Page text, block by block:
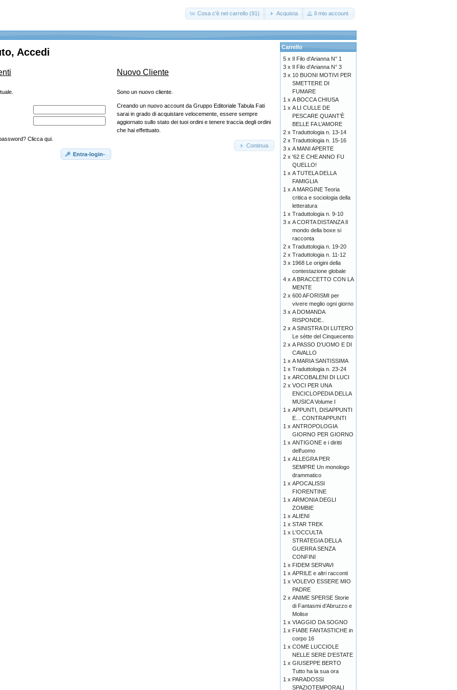
Cosa c'è nel carrello (91) Acquista Il mio account
Accedi
Clicca qui.
Entra-login-
Nuovo Cliente
Sono un nuovo cliente.
Creando un nuovo account da Gruppo Editoriale Tabula Fati
sarai in grado di acquistare velocemente, essere sempre
aggiornato sullo stato dei tuoi ordini e tenere traccia degli ordini
che hai effettuato.
Continua
Carrello
5 x Il Filo d'Arianna N° 1
3 x Il Filo d'Arianna N° 3
3 x 10 BUONI MOTIVI PER
SMETTERE DI
FUMARE
1 x A BOCCA CHIUSA
1 x A LI CULLE DE
PESCARE QUANT’È
BELLE FA L’AMORE
2 x Traduttologia n. 13-14
2 x Traduttologia n. 15-16
3 x A MANI APERTE
2 x '62 E CHE ANNO FU
QUELLO!
1 x A TUTELA DELLA
FAMIGLIA
1 x A MARGINE Teoria
critica e sociologia della
letteratura
1 x Traduttologia n. 9-10
3 x A CORTA DISTANZA Il
mondo della boxe si
racconta
2 x Traduttologia n. 19-20
2 x Traduttologia n. 11-12
3 x 1968 Le origini della
contestazione globale
4 x A BRACCETTO CON LA
MENTE
2 x 600 AFORISMI per
vivere meglio ogni giorno
3 x A DOMANDA
RISPONDE..
2 x A SINISTRA DI LUTERO
Le sètte del Cinquecento
2 x A PASSO D'UOMO E DI
CAVALLO
1 x A MARIA SANTISSIMA
1 x Traduttologia n. 23-24
1 x ARCOBALENI DI LUCI
2 x VOCI PER UNA
ENCICLOPEDIA DELLA
MUSICA Volume I
1 x APPUNTI, DISAPPUNTI
E... CONTRAPPUNTI
1 x ANTROPOLOGIA
GIORNO PER GIORNO
1 x ANTIGONE e i diritti
dell'uomo
1 x ALLEGRA PER
SEMPRE Un monologo
drammatico
1 x APOCALISSI
FIORENTINE
1 x ARMONIA DEGLI
ZOMBIE
1 x ALIENI
1 x STAR TREK
1 x L'OCCULTA
STRATEGIA DELLA
GUERRA SENZA
CONFINI
1 x FIDEM SERVAVI
1 x APRILE e altri racconti
1 x VOLEVO ESSERE MIO
PADRE
2 x ANIME SPERSE Storie
di Fantasmi d’Abruzzo e
Molise
1 x VIAGGIO DA SOGNO
1 x FIABE FANTASTICHE in
corpo 16
1 x COME LUCCIOLE
NELLE SERE D'ESTATE
1 x GIUSEPPE BERTO
Tutto ha la sua ora
1 x PARADOSSI
SPAZIOTEMPORALI